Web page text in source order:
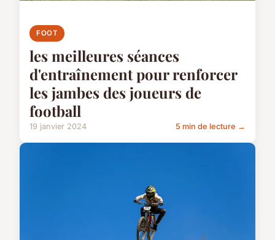
FOOT
les meilleures séances
d'entraînement pour renforcer
les jambes des joueurs de
football
19 janvier 2024 5 min de lecture →